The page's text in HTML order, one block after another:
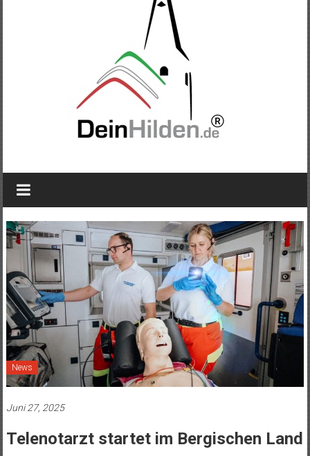
News
Juni 27, 2025
Telenotarzt startet im Bergischen Land